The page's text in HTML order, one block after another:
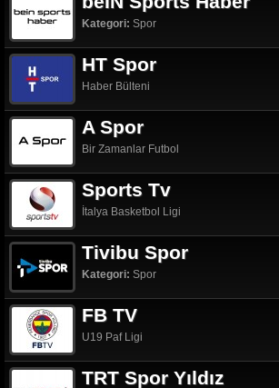
Kategori: Spor
HT Spor
Haber Bülteni
A Spor
Bir Zamanlar Futbol
Sports Tv
İtalya Basketbol Ligi
Tivibu Spor
Kategori: Spor
FB TV
U19 Paf Ligi
TRT Spor Yıldız